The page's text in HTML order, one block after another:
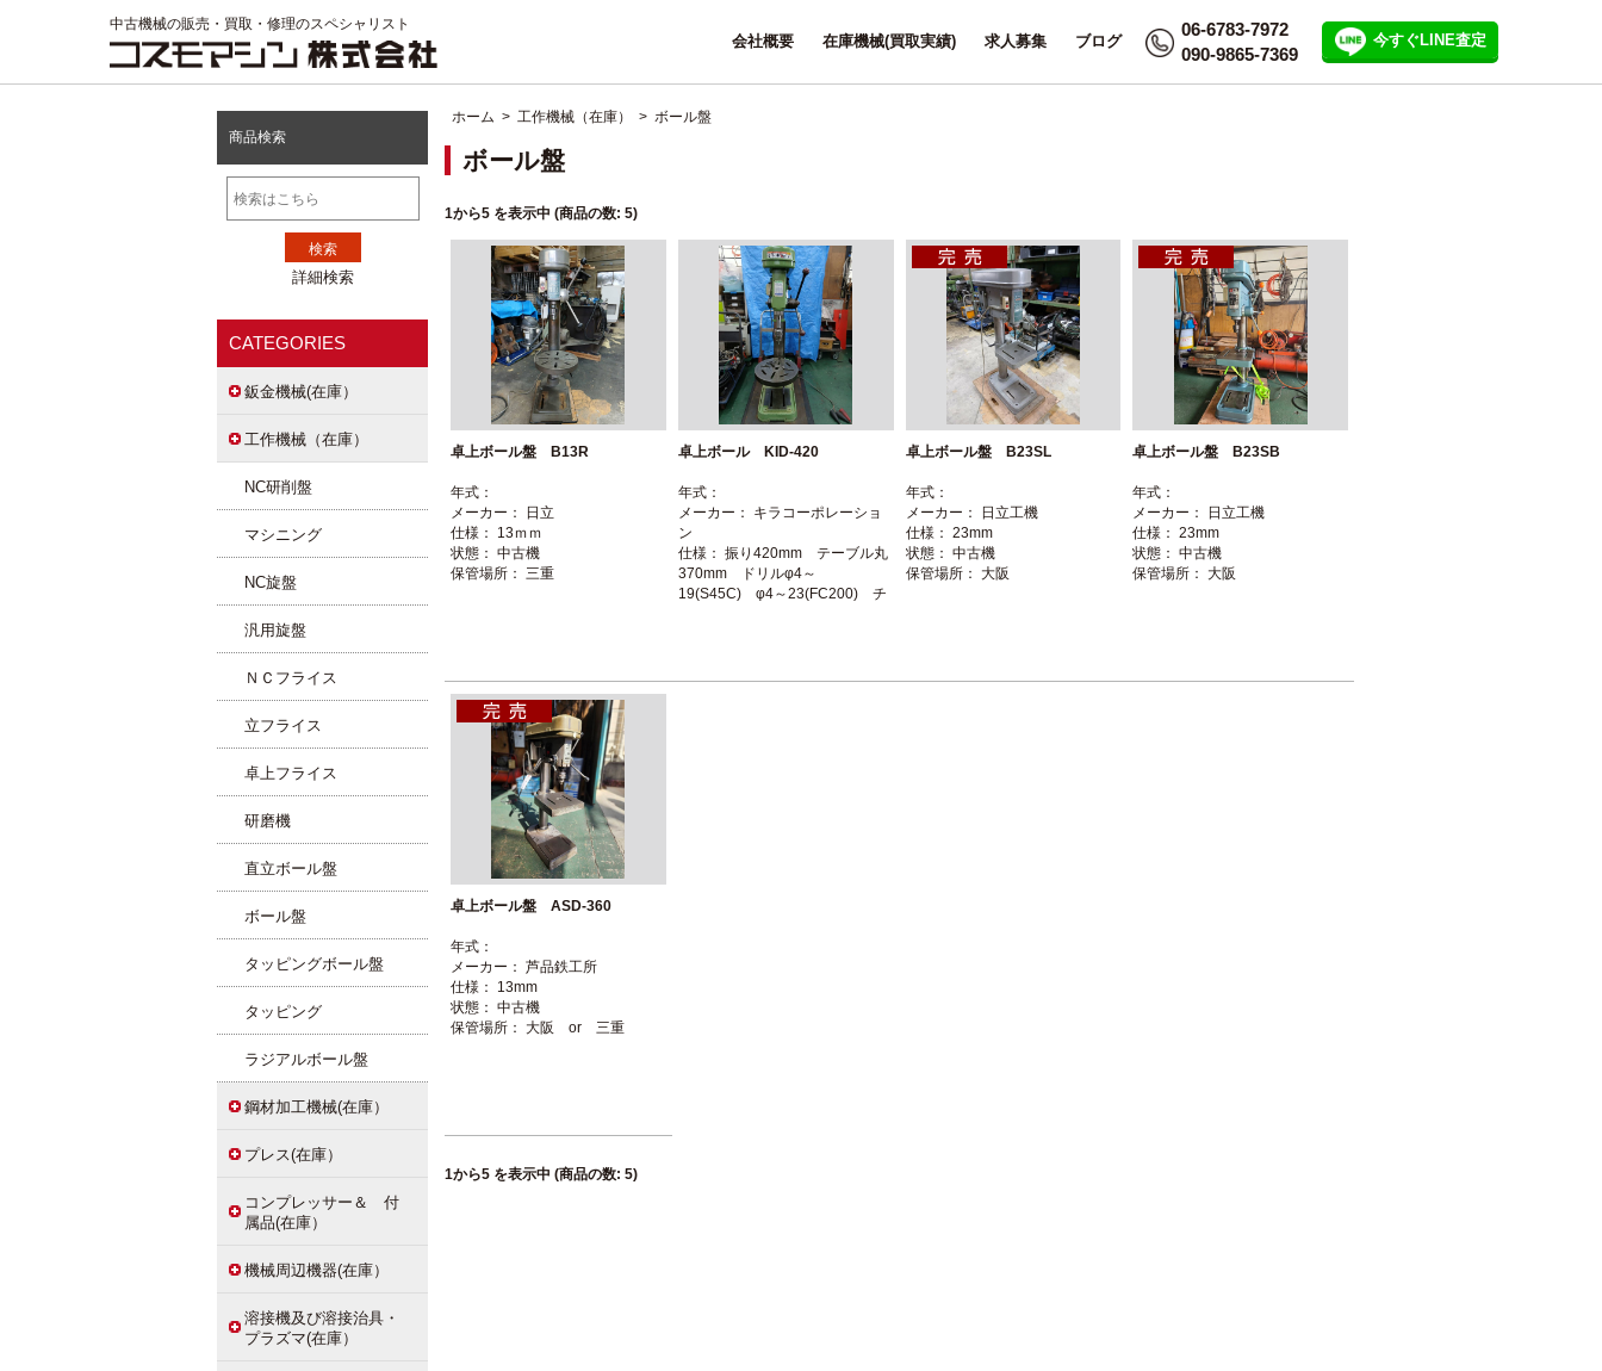
Menu
個人情報保護方針
ご利用規約
サイトマップ
よくある質問
求人募集
中古機械の販売・買取・修理のスペシャリスト
会社概要 在庫機械(買取実績) 求人募集 ブログ
06-6783-7972
090-9865-7369
今すぐLINE査定
ホーム > 工作機械（在庫） > ボール盤
ボール盤
1から5を表示中 (商品の数: 5)
卓上ボール盤 B13R
年式：
メーカー： 日立
仕様： 13ｍｍ
状態： 中古機
保管場所： 三重
卓上ボール KID-420
年式：
メーカー： キラコーポレーショ
ン
仕様： 振り420mm テーブル丸
370mm ドリルφ4～
19(S45C) φ4～23(FC200) チ
卓上ボール盤 B23SL
年式：
メーカー： 日立工機
仕様： 23mm
状態： 中古機
保管場所： 大阪
卓上ボール盤 B23SB
年式：
メーカー： 日立工機
仕様： 23mm
状態： 中古機
保管場所： 大阪
卓上ボール盤 ASD-360
年式：
メーカー： 芦品鉄工所
仕様： 13mm
状態： 中古機
保管場所： 大阪 or 三重
1から5を表示中 (商品の数: 5)
商品検索
詳細検索
CATEGORIES
鈑金機械(在庫）
工作機械（在庫）
NC研削盤
マシニング
NC旋盤
汎用旋盤
ＮＣフライス
立フライス
卓上フライス
研磨機
直立ボール盤
ボール盤
タッピングボール盤
タッピング
ラジアルボール盤
鋼材加工機械(在庫）
プレス(在庫）
コンプレッサー＆ 付
属品(在庫）
機械周辺機器(在庫）
溶接機及び溶接治具・
プラズマ(在庫）